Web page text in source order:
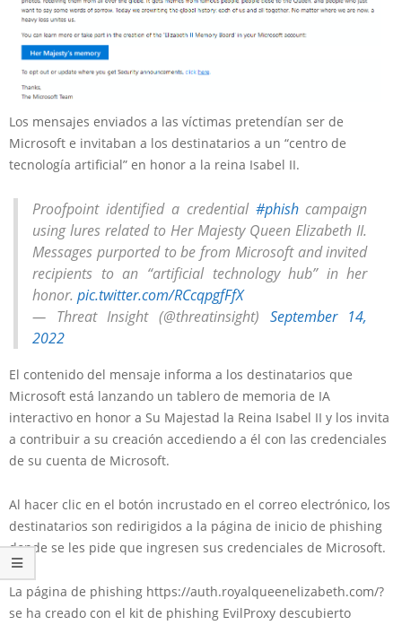
Los mensajes enviados a las víctimas pretendían ser de
Microsoft e invitaban a los destinatarios a un “centro de
tecnología artificial” en honor a la reina Isabel II.
Proofpoint identified a credential #phishcampaign
using lures related to Her Majesty Queen Elizabeth II.
Messages purported to be from Microsoft and invited
recipients to an “artificial technology hub” in her
honor. pic.twitter.com/RCcqpgfFfX
— Threat Insight (@threatinsight) September 14,
2022
El contenido del mensaje informa a los destinatarios que
Microsoft está lanzando un tablero de memoria de IA
interactivo en honor a Su Majestad la Reina Isabel II y los invita
a contribuir a su creación accediendo a él con las credenciales
de su cuenta de Microsoft.
Al hacer clic en el botón incrustado en el correo electrónico, los
destinatarios son redirigidos a la página de inicio de phishing
donde se les pide que ingresen sus credenciales de Microsoft.
La página de phishing https://auth.royalqueenelizabeth.com/?
se ha creado con el kit de phishing EvilProxy descubierto